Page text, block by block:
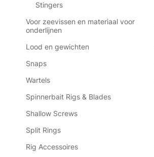
Stingers
Voor zeevissen en materiaal voor
onderlijnen
Lood en gewichten
Snaps
Wartels
Spinnerbait Rigs & Blades
Shallow Screws
Split Rings
Rig Accessoires
hook,
BKK Duolock Snap Swivel-51
(5pcs) - #0
van €3.10